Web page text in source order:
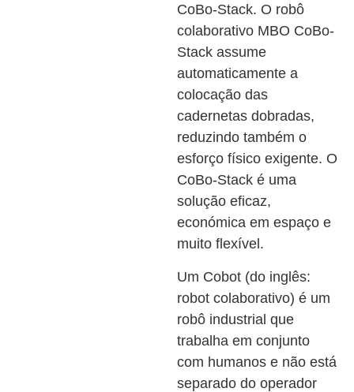
CoBo-Stack. O robô
colaborativo MBO CoBo-
Stack assume
automaticamente a
colocação das
cadernetas dobradas,
reduzindo também o
esforço físico exigente. O
CoBo-Stack é uma
solução eficaz,
económica em espaço e
muito flexível.
Um Cobot (do inglês:
robot colaborativo) é um
robô industrial que
trabalha em conjunto
com humanos e não está
separado do operador